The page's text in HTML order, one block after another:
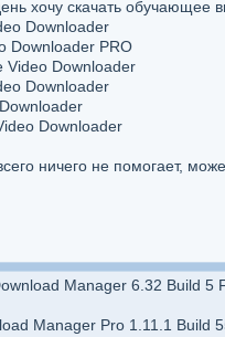
хочу скачать обучающее
Downloader
Downloader PRO
Video Downloader
Downloader
Downloader
ничего не помогает,
Manager 6.32 Build 5
Manager Pro 1.11.1 Build